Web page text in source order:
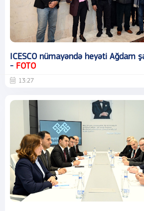
ICESCO nümayəndə heyəti Ağdam
- FOTO
13:27